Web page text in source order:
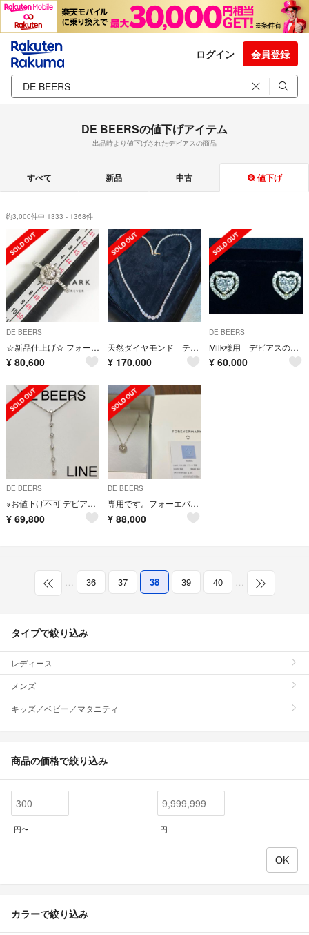
ログイン 会員登録
DE BEERSの値下げアイテム
出品時より値下げされたデビアスの商品
すべて 新品 中古 値下げ
約3,000件中 1333 - 1368件
DE BEERS
☆新品仕上げ☆ フォーエバーマーク カシケイ リング forever mark
¥ 80,600
天然ダイヤモンド テニス ネックレス 5.0ct ブレス 10. カルティエ
¥ 170,000
DE BEERS
Milk様用 デビアスのダイヤ 0.6ct K18YG ハートピアス 鑑別付
¥ 60,000
DE BEERS
※お値下げ不可 デビアス LINE K18WG ダイヤ ネックレス 神楽坂宝石
¥ 69,800
DE BEERS
専用です。フォーエバーマーク ネックレス
¥ 88,000
… 36 37 38 39 40 …
タイプで絞り込み
レディース
メンズ
キッズ／ベビー／マタニティ
商品の価格で絞り込み
円〜 円
カラーで絞り込み